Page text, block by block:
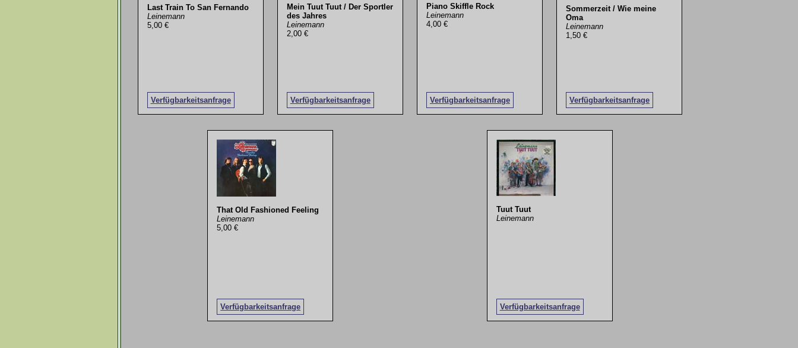
Last Train To San Fernando
Leinemann
5,00 €
Verfügbarkeitsanfrage
Mein Tuut Tuut / Der Sportler
des Jahres
Leinemann
2,00 €
Verfügbarkeitsanfrage
Piano Skiffle Rock
Leinemann
4,00 €
Verfügbarkeitsanfrage
Sommerzeit / Wie meine
Oma
Leinemann
1,50 €
Verfügbarkeitsanfrage
That Old Fashioned Feeling
Leinemann
5,00 €
Verfügbarkeitsanfrage
Tuut Tuut
Leinemann
Verfügbarkeitsanfrage